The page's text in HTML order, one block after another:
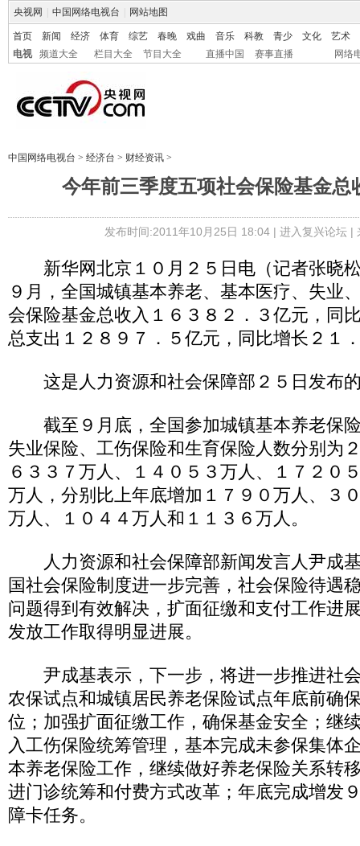
央视网 中国网络电视台 网站地图
首页 新闻 经济 体育 综艺 春晚 戏曲 音乐 科教 青少 文化
艺术
电视
频道大全 栏目大全 节目大全 直播中国 赛事直播 网络
中国网络电视台 > 经济台 > 财经资讯 >
今年前三季度五项社会保险基金总
发布时间:2011年10月25日 18:04 | 进入复兴论坛|
新华网北京１０月２５日电（记者张晓
９月，全国城镇基本养老、基本医疗、失业
会保险基金总收入１６３８２．３亿元，同
总支出１２８９７．５亿元，同比增长２１
这是人力资源和社会保障部２５日发布
截至９月底，全国参加城镇基本养老保
失业保险、工伤保险和生育保险人数分别为
６３３７万人、１４０５３万人、１７２０
万人，分别比上年底增加１７９０万人、３
万人、１０４４万人和１１３６万人。
人力资源和社会保障部新闻发言人尹成
国社会保险制度进一步完善，社会保险待遇
问题得到有效解决，扩面征缴和支付工作进
发放工作取得明显进展。
尹成基表示，下一步，将进一步推进社
农保试点和城镇居民养老保险试点年底前确
位；加强扩面征缴工作，确保基金安全；继
入工伤保险统筹管理，基本完成未参保集体
本养老保险工作，继续做好养老保险关系转
进门诊统筹和付费方式改革；年底完成增发
障卡任务。